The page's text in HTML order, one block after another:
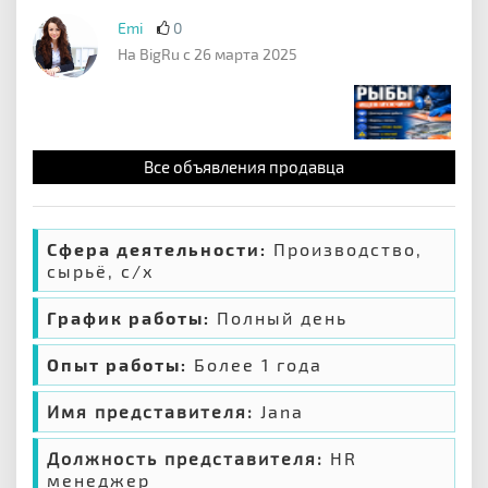
Emi
0
На BigRu с 26 марта 2025
Все объявления продавца
Сфера деятельности: Производство,
сырьё, с/х
График работы: Полный день
Опыт работы: Более 1 года
Имя представителя: Jana
Должность представителя: HR
менеджер